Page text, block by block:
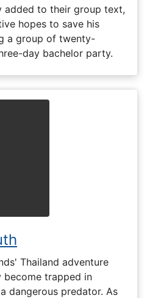
added to their group text,
hopes to save his
a group of twenty-
day bachelor party.
Thailand adventure
become trapped in
dangerous predator. As